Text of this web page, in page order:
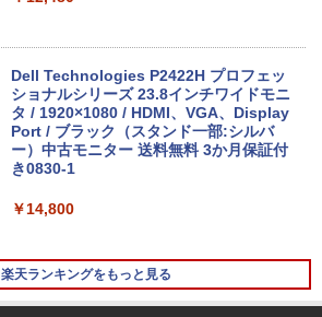
￥34,990
【中古】【極軽極薄】東芝 dynabook G
83 13.3型FHD(1920x1080)液晶 第11世
ラ内蔵 / USB Type-C / HDMI / 無線LAN
￥38,500
【中古】富士通 ESPRIMO D588 整備済
み品 第9世代 Intel Core i3-9100 / Core i
5-9500 デスクトップPC メモリ8GB M.2
SSD256GB DVD Office2021 Windows1
Dell Technologies P2422H プロフェッ
ショナルシリーズ 23.8インチワイドモニ
タ / 1920×1080 / HDMI、VGA、Display
Port / ブラック（スタンド一部:シルバ
ー）中古モニター 送料無料 3か月保証付
き0830-1
￥14,800
楽天ランキングをもっと見る